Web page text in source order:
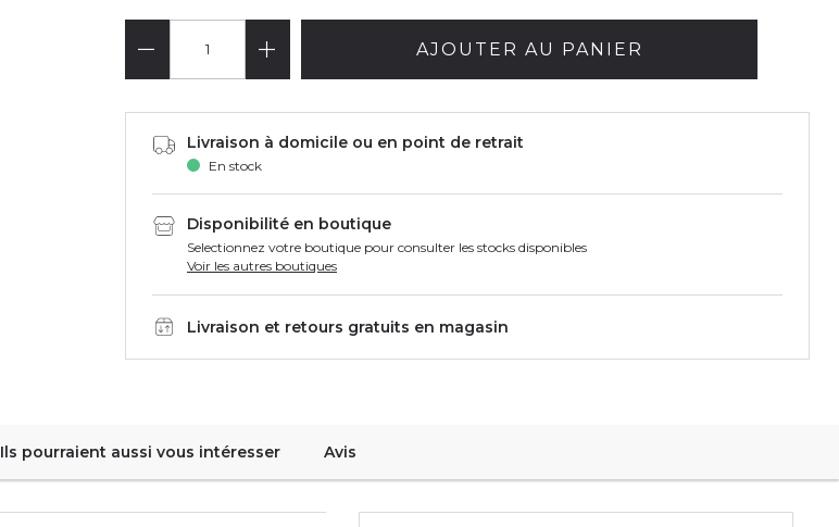
AJOUTER AU PANIER
Livraison à domicile ou en point de retrait
En stock
Disponibilité en boutique
Selectionnez votre boutique pour consulter les stocks disponibles
Voir les autres boutiques
Livraison et retours gratuits en magasin
Ils pourraient aussi vous intéresser Avis